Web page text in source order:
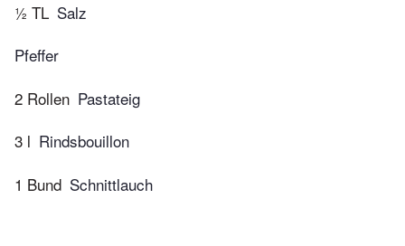
½ TL Salz
Pfeffer
2 Rollen Pastateig
3 l Rindsbouillon
1 Bund Schnittlauch